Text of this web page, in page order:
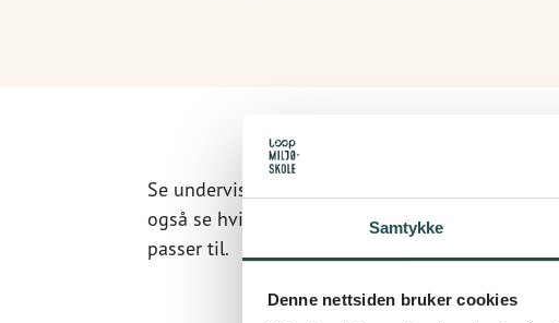
Samtykke
Denne nettsiden bruker cookies
Se undervisningsopplegget som hører til denne
også se hvilke kompetansemål både filmen og
passer til.